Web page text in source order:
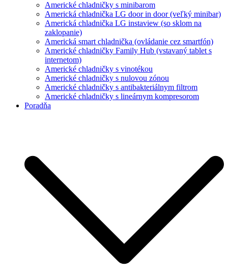
Americké chladničky s minibarom
Americká chladnička LG door in door (veľký minibar)
Americká chladnička LG instaview (so sklom na
zaklopanie)
Americká smart chladnička (ovládanie cez smartfón)
Americké chladničky Family Hub (vstavaný tablet s
internetom)
Americké chladničky s vinotékou
Americké chladničky s nulovou zónou
Americké chladničky s antibakteriálnym filtrom
Americké chladničky s lineárnym kompresorom
Poradňa